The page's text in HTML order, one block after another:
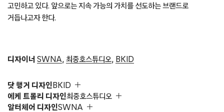
고민하고 있다. 앞으로는 지속 가능의 가치를 선도하는 브랜드로
거듭나고자 한다.
디자이너 SWNA 최중호스튜디오 BKID
닷 행거 디자인BKID
에케 트롤리 디자인최중호스튜디오
알터체어 디자인SWNA